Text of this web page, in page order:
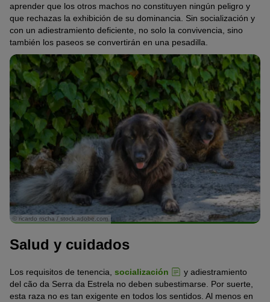
aprender que los otros machos no constituyen ningún peligro y
que rechazas la exhibición de su dominancia. Sin socialización y
con un adiestramiento deficiente, no solo la convivencia, sino
también los paseos se convertirán en una pesadilla.
© ricardo rocha / stock.adobe.com
Salud y cuidados
Los requisitos de tenencia, socialización
y adiestramiento
del cão da Serra da Estrela no deben subestimarse. Por suerte,
esta raza no es tan exigente en todos los sentidos. Al menos en